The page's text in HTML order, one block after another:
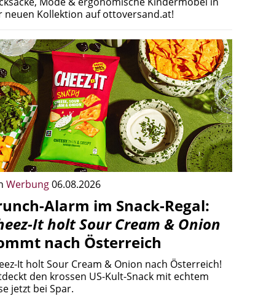
neuen Kollektion auf ottoversand.at!
Werbung06.08.2026
Alarm im Snack-Regal:
It holt Sour Cream & Onion
nach Österreich
It holt Sour Cream & Onion nach Österreich!
den krossen US-Kult-Snack mit echtem
jetzt bei Spar.